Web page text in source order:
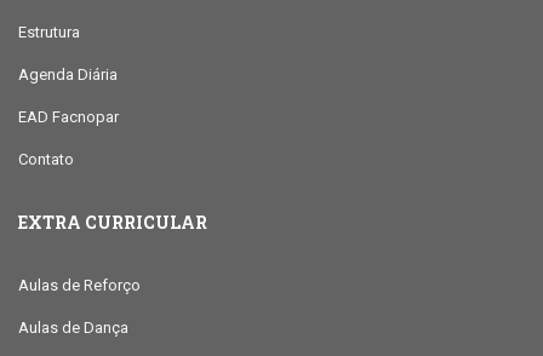
Estrutura
Agenda Diária
EAD Facnopar
Contato
EXTRA CURRICULAR
Aulas de Reforço
Aulas de Dança